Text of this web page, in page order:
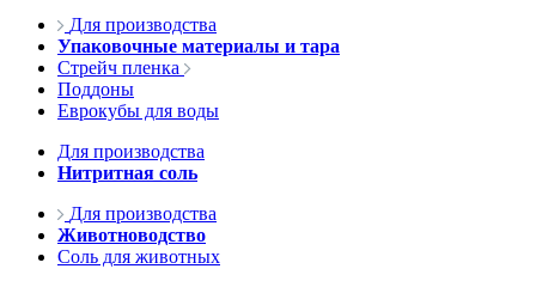
Для производства
Упаковочные материалы и тара
Стрейч пленка
Поддоны
Еврокубы для воды
Для производства
Нитритная соль
Для производства
Животноводство
Соль для животных